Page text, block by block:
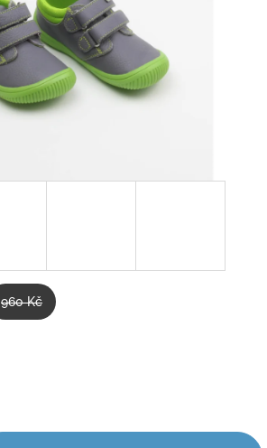
960 Kč